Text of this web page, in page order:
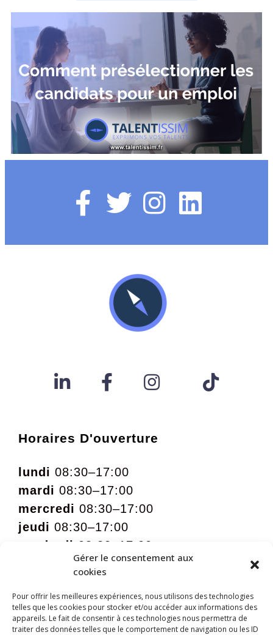
Gérer le consentement aux
cookies
Pour offrir les meilleures expériences, nous utilisons des technologies
telles que les cookies pour stocker et/ou accéder aux informations des
appareils. Le fait de consentir à ces technologies nous permettra de
traiter des données telles que le comportement de navigation ou les ID
Horaires D'ouverture
lundi 08:30–17:00
mardi 08:30–17:00
mercredi 08:30–17:00
jeudi 08:30–17:00
vendredi 08:30–17:00
09:00 – 12:00 sur rdv